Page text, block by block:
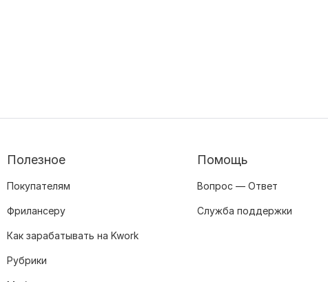
Полезное
Покупателям
Фрилансеру
Как зарабатывать на Kwork
Рубрики
Помощь
Вопрос — Ответ
Служба поддержки